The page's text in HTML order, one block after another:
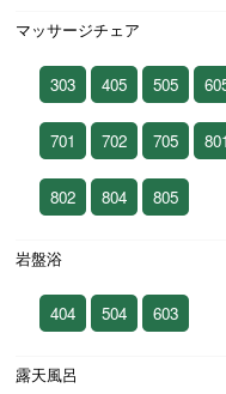
マッサージチェア
303 405 505
701 702 705 801
802 804 805
岩盤浴
404 504 603
露天風呂